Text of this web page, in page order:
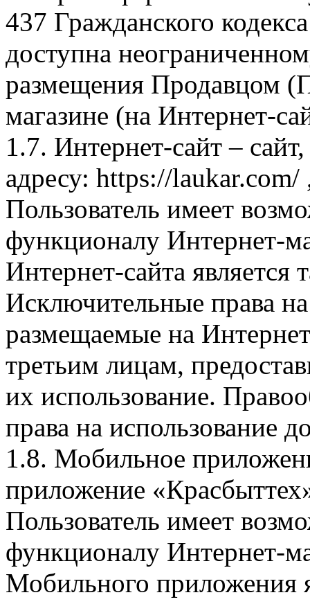
437 Гражданского
доступна
размещения Продавцом
магазине (на Интернет-
1.7. Интернет-сайт –
адресу: https://laukar.com/
Пользователь имеет
функционалу Интернет-
Интернет-сайта
Исключительные права
размещаемые на
третьим лицам,
их использование.
права на использование
1.8. Мобильное
приложение
Пользователь имеет
функционалу Интернет-
Мобильного приложения